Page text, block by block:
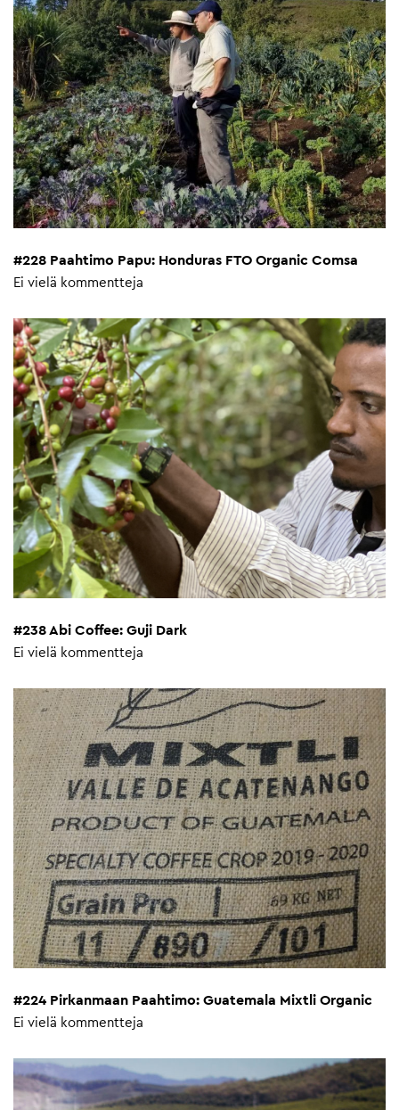
#228 Paahtimo Papu: Honduras FTO Organic Comsa
Ei vielä kommentteja
#238 Abi Coffee: Guji Dark
Ei vielä kommentteja
#224 Pirkanmaan Paahtimo: Guatemala Mixtli Organic
Ei vielä kommentteja